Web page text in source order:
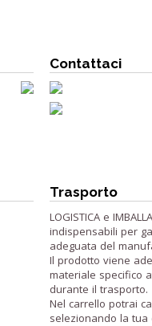
Contattaci
Trasporto
LOGISTICA e
indispensabili per
adeguata del
Il prodotto viene
materiale specifico
durante il trasporto.
Nel carrello potrai
selezionando la tua